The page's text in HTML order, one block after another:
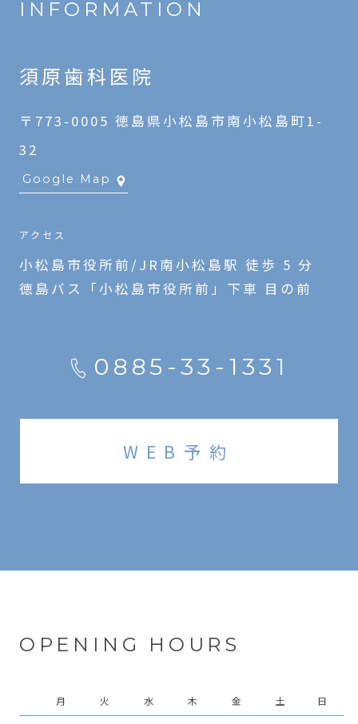
INFORMATION
須原歯科医院
〒773-0005 徳島県小松島市南小松島町1-
32
Google Map
アクセス
小松島市役所前/JR南小松島駅 徒歩 5 分
徳島バス「小松島市役所前」下車 目の前
0885-33-1331
WEB予約
OPENING HOURS
月 火 水 木 金 土 日